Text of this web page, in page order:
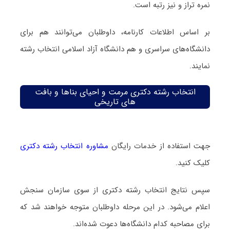
نمره تراز و نیز رتبه است.
بر اساس اطلاعات کارنامه، داوطلبان می‌توانند هم برای
دانشگاه‌های سراسری و هم دانشگاه آزاد اسلامی انتخاب رشته
نمایند.
انتخاب رشته دکتری مرمت و احیای بناها و بافت
های تاریخی
جهت استفاده از خدمات رایگان مشاوره انتخاب رشته دکتری
کلیک کنید.
سپس نتایج انتخاب رشته دکتری از سوی سازمان سنجش
اعلام می‌شود. در این مرحله داوطلبان متوجه خواهند شد که
برای مصاحبه کدام دانشگاه‌ها دعوت شده‌اند.